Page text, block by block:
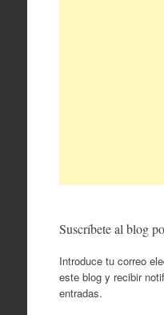
Suscríbete al blog
Introduce tu correo
este blog y recibir
entradas.